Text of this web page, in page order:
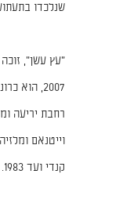
שנלכדו
2007, הוא
רחבת יריעה
וייטנאם
קנדי ועד 1983.